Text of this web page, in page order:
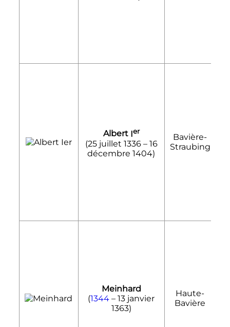
Albert Ier
(25 juillet 1336– 16
décembre 1404)
Bavière-
Straubing
Meinhard
(1344 –13 janvier
1363)
Haute-
Bavière